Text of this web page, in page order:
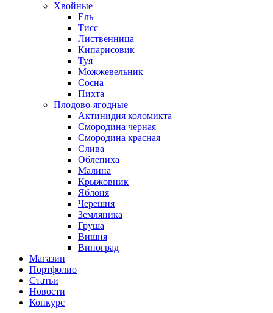
Хвойные
Ель
Тисс
Лиственница
Кипарисовик
Туя
Можжевельник
Сосна
Пихта
Плодово-ягодные
Актинидия коломикта
Смородина черная
Смородина красная
Слива
Облепиха
Малина
Крыжовник
Яблоня
Черешня
Земляника
Груша
Вишня
Виноград
Магазин
Портфолио
Статьи
Новости
Конкурс